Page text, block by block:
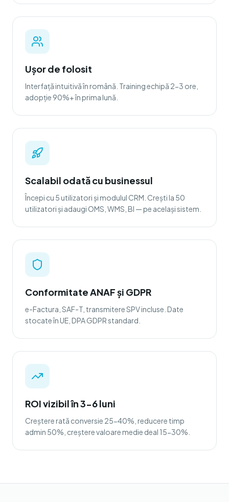
Ușor de folosit
Interfață intuitivă în română. Training echipă 2-3 ore,
adopție 90%+ în prima lună.
Scalabil odată cu businessul
Începi cu 5 utilizatori și modulul CRM. Crești la 50
utilizatori și adaugi OMS, WMS, BI — pe același sistem.
Conformitate ANAF și GDPR
e-Factura, SAF-T, transmitere SPV incluse. Date
stocate în UE, DPA GDPR standard.
ROI vizibil în 3-6 luni
Creștere rată conversie 25-40%, reducere timp
admin 50%, creștere valoare medie deal 15-30%.